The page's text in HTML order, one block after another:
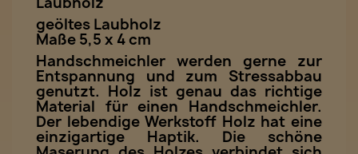
geöltes Laubholz
Maße 5,5 x 4 cm
Handschmeichler werden gerne zur
Entspannung und zum Stressabbau
genutzt. Holz ist genau das richtige
Material für einen Handschmeichler.
Der lebendige Werkstoff Holz hat eine
einzigartige Haptik. Die schöne